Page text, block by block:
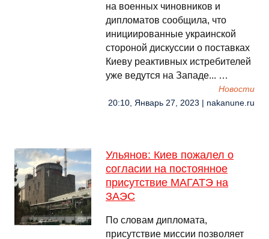
на военных чиновников и
дипломатов сообщила, что
инициированные украинской
стороной дискуссии о поставках
Киеву реактивных истребителей
уже ведутся на Западе... …
Новости
20:10, Январь 27, 2023 | nakanune.ru
Ульянов: Киев пожалел о
согласии на постоянное
присутствие МАГАТЭ на
ЗАЭС
По словам дипломата,
присутствие миссии позволяет